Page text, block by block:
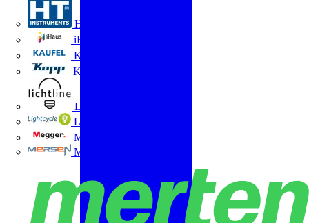
HT Instruments GmbH
iHaus
Kaufel
Kopp
Lichtline
LIGHTCYCLE
Megger
Mersen